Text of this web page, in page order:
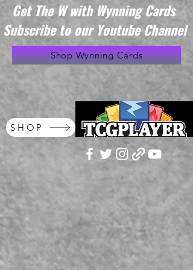
Get The W with Wynning Cards
Subscribe to our Youtube Channel
Shop Wynning Cards
SHOP